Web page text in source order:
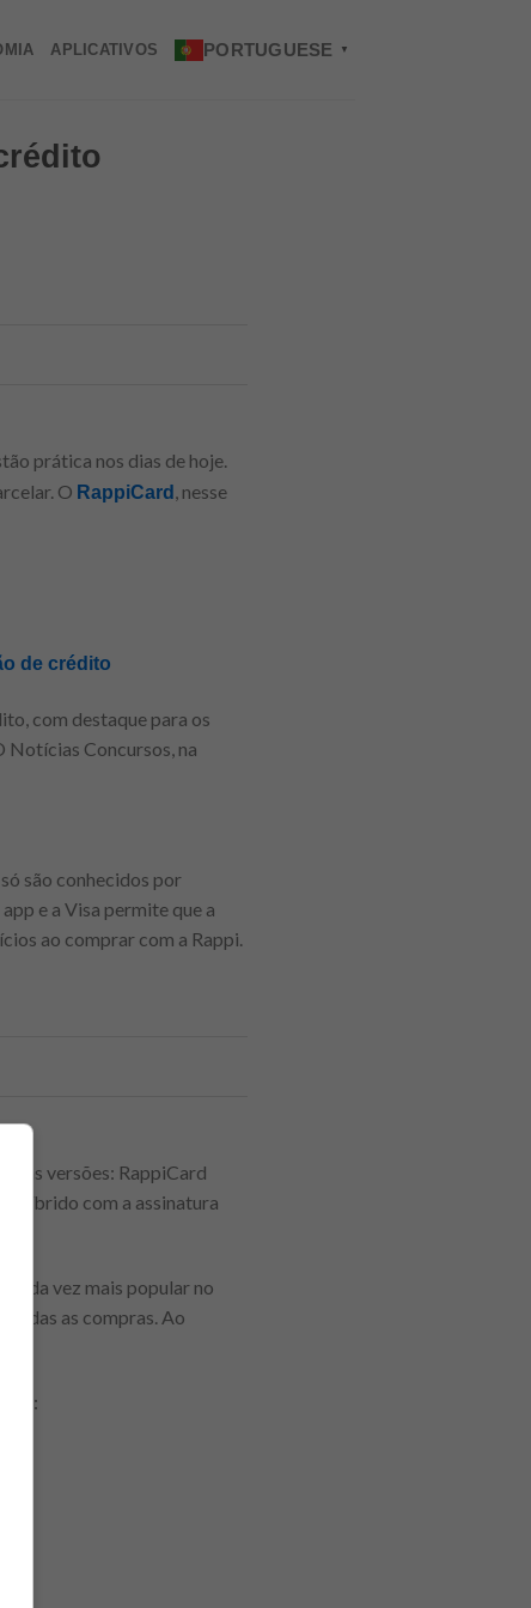
APLICATIVOS PORTUGUESE ▼
prática nos dias de hoje.
O RappiCard , nesse
de crédito
com destaque para os
Notícias Concursos, na
são conhecidos por
e a Visa permite que a
ao comprar com a Rappi.
versões: RappiCard
híbrido com a assinatura
vez mais popular no
todas as compras. Ao